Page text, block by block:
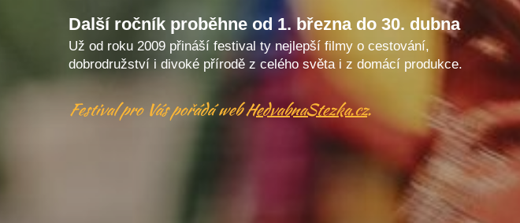
Další ročník proběhne od 1. března do 30. dubna
Už od roku 2009 přináší festival ty nejlepší filmy o cestování,
dobrodružství i divoké přírodě z celého světa i z domácí produkce.
Festival pro Vás pořádá webHedvabnaStezka.cz.